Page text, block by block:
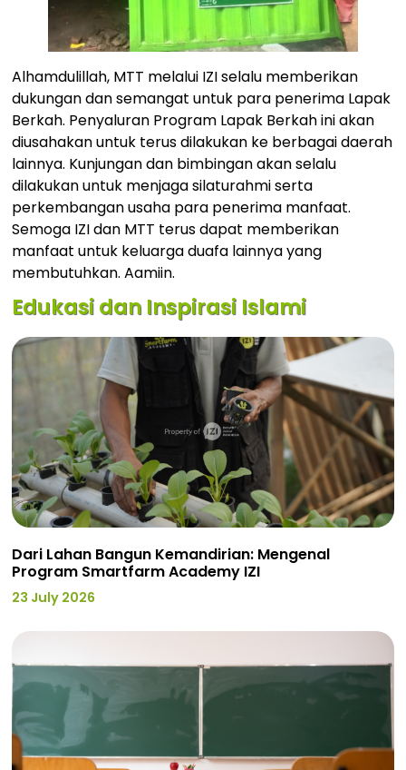
Alhamdulillah, MTT melalui IZI selalu memberikan
dukungan dan semangat untuk para penerima Lapak
Berkah. Penyaluran Program Lapak Berkah ini akan
diusahakan untuk terus dilakukan ke berbagai daerah
lainnya. Kunjungan dan bimbingan akan selalu
dilakukan untuk menjaga silaturahmi serta
perkembangan usaha para penerima manfaat.
Semoga IZI dan MTT terus dapat memberikan
manfaat untuk keluarga duafa lainnya yang
membutuhkan. Aamiin.
Edukasi dan Inspirasi Islami
Dari Lahan Bangun Kemandirian: Mengenal
Program Smartfarm Academy IZI
23 July 2026